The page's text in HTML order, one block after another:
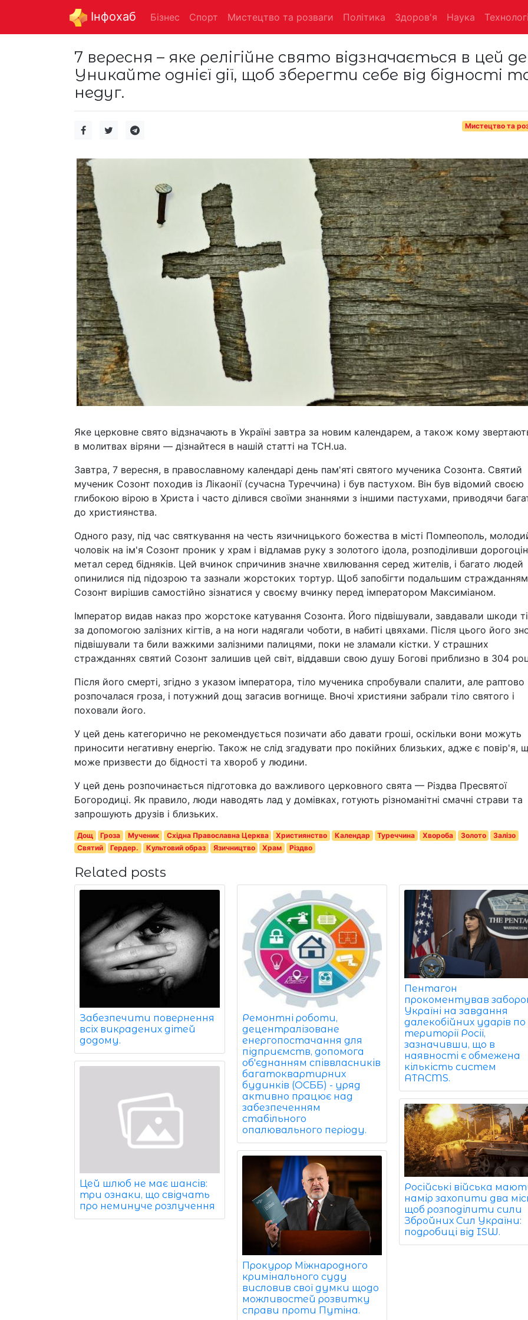
Інфохаб Бізнес Спорт Мистецтво та розваги Політика Здоров'я Наука
7 вересня – яке релігійне свято відзначається в цей
Уникайте однієї дії, щоб зберегти себе від бідності
недуг.
Мистецтво та
Яке церковне свято відзначають в Україні завтра за новим календарем, а також кому
в молитвах віряни — дізнайтеся в нашій статті на ТСН.ua.
Завтра, 7 вересня, в православному календарі день пам'яті святого мученика Созонта. Святий
мученик Созонт походив із Лікаонії (сучасна Туреччина) і був пастухом. Він був відомий своєю
глибокою вірою в Христа і часто ділився своїми знаннями з іншими пастухами, приводячи
до християнства.
Одного разу, під час святкування на честь язичницького божества в місті Помпеополь,
чоловік на ім'я Созонт проник у храм і відламав руку з золотого ідола, розподіливши
метал серед бідняків. Цей вчинок спричинив значне хвилювання серед жителів, і багато людей
опинилися під підозрою та зазнали жорстоких тортур. Щоб запобігти подальшим
Созонт вирішив самостійно зізнатися у своєму вчинку перед імператором Максиміаном.
Імператор видав наказ про жорстоке катування Созонта. Його підвішували, завдавали шкоди
за допомогою залізних кігтів, а на ноги надягали чоботи, в набиті цвяхами. Після цього його
підвішували та били важкими залізними палицями, поки не зламали кістки. У страшних
стражданнях святий Созонт залишив цей світ, віддавши свою душу Богові приблизно в 304
Після його смерті, згідно з указом імператора, тіло мученика спробували спалити, але раптово
розпочалася гроза, і потужний дощ загасив вогнище. Вночі християни забрали тіло святого і
поховали його.
У цей день категорично не рекомендується позичати або давати гроші, оскільки вони можуть
приносити негативну енергію. Також не слід згадувати про покійних близьких, адже є повір'я,
може призвести до бідності та хвороб у людини.
У цей день розпочинається підготовка до важливого церковного свята — Різдва Пресвятої
Богородиці. Як правило, люди наводять лад у домівках, готують різноманітні смачні страви та
запрошують друзів і близьких.
Дощ Гроза Мученик Східна Православна Церква Християнство Календар Туреччина Хвороба Золото
Залізо
Святий
Гердер. Культовий образ Язичництво Храм Різдво
Related posts
Забезпечити повернення
всіх викрадених дітей
додому.
Цей шлюб не має шансів:
три ознаки, що свідчать
про неминуче розлучення
Ремонтні роботи,
децентралізоване
енергопостачання для
підприємств, допомога
об'єднанням співвласників
багатоквартирних
будинків (ОСББ) - уряд
активно працює над
забезпеченням
стабільного
опалювального періоду.
Прокурор Міжнародного
кримінального суду
висловив свої думки щодо
можливостей розвитку
справи проти Путіна.
Пентагон
прокоментував
Україні на завдання
далекобійних ударів по
території Росії,
зазначивши, що в
наявності є обмежена
кількість систем
ATACMS.
Російські війська
намір захопити два
щоб розподілити сили
Збройних Сил України:
подробиці від ISW.